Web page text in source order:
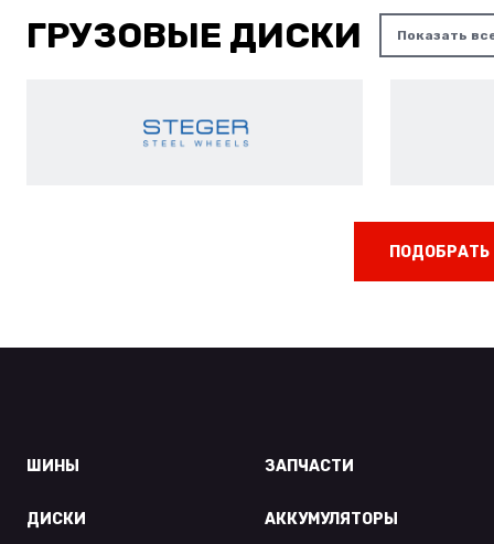
ГРУЗОВЫЕ ДИСКИ Показать
ШИНЫ
ДИСКИ
ЗАПЧАСТИ
АККУМУЛЯТОРЫ